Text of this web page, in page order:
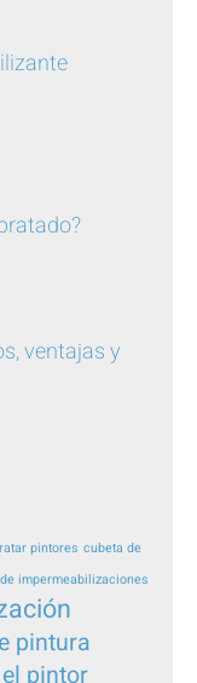
ventajas y
pintores cubeta de
impermeabilizaciones
pintura
pintor